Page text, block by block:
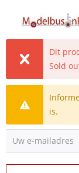
Dit
Sold
is.
Uw e-mailadres